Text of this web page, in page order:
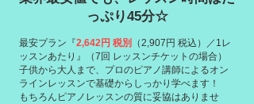
っぷり45分☆
最安プラン『2,642円 税別
（2,907円 税込）／1レ
ッスンあたり』（7回 レッスンチケットの場合）
子供から大人まで、プロのピアノ講師によるオン
ラインレッスンで基礎からしっかり学べます！
もちろんピアノレッスンの質に妥協はありませ